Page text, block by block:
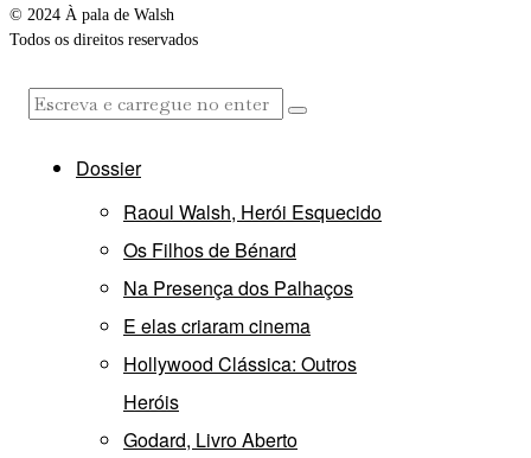
© 2024 À pala de Walsh
Todos os direitos reservados
Dossier
Raoul Walsh, Herói Esquecido
Os Filhos de Bénard
Na Presença dos Palhaços
E elas criaram cinema
Hollywood Clássica: Outros
Heróis
Godard, Livro Aberto